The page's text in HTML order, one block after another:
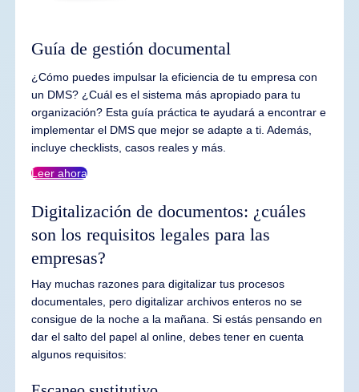
Guía de gestión documental
¿Cómo puedes impulsar la eficiencia de tu empresa con
un DMS? ¿Cuál es el sistema más apropiado para tu
organización? Esta guía práctica te ayudará a encontrar e
implementar el DMS que mejor se adapte a ti. Además,
incluye checklists, casos reales y más.
Leer ahora
Digitalización de documentos: ¿cuáles
son los requisitos legales para las
empresas?
Hay muchas razones para digitalizar tus procesos
documentales, pero digitalizar archivos enteros no se
consigue de la noche a la mañana. Si estás pensando en
dar el salto del papel al online, debes tener en cuenta
algunos requisitos: